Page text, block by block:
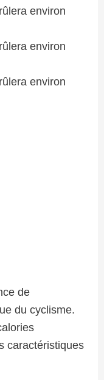
environ
environ
environ
de
du cyclisme.
caractéristiques